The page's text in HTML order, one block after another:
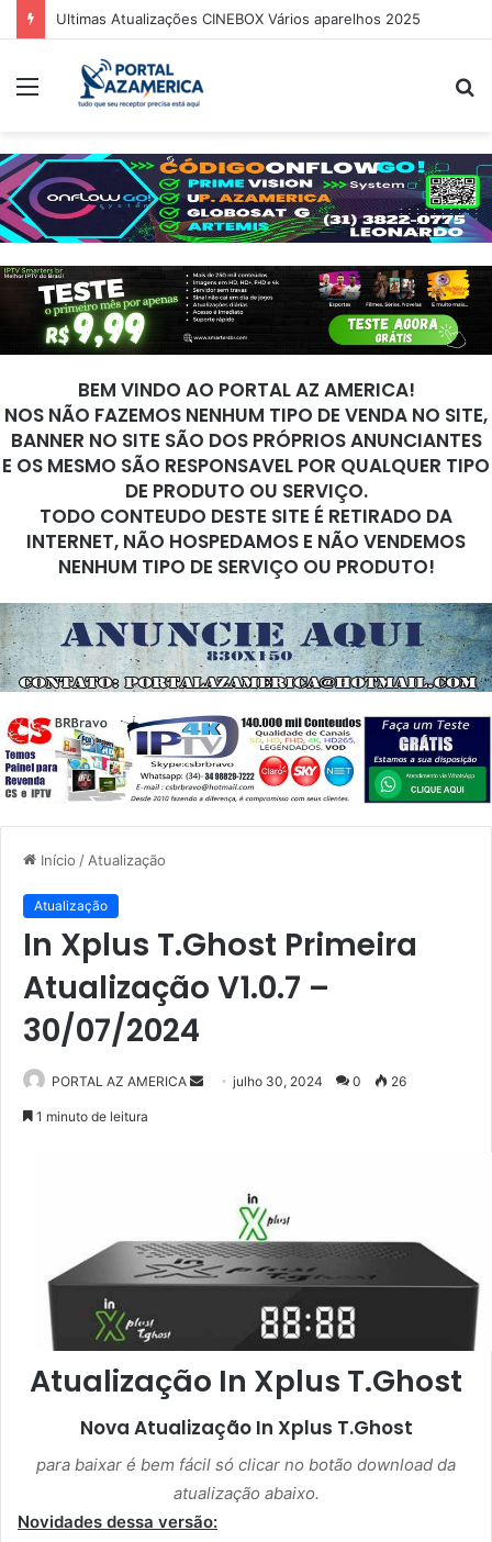
Guia Oficial de Recuperação do LED Vermelho
BEM VINDO AO PORTAL AZ AMERICA!
NOS NÃO FAZEMOS NENHUM TIPO DE VENDA NO SITE,
BANNER NO SITE SÃO DOS PRÓPRIOS ANUNCIANTES
E OS MESMO SÃO RESPONSAVEL POR QUALQUER TIPO
DE PRODUTO OU SERVIÇO.
TODO CONTEUDO DESTE SITE É RETIRADO DA
INTERNET, NÃO HOSPEDAMOS E NÃO VENDEMOS
NENHUM TIPO DE SERVIÇO OU PRODUTO!
Início / Atualização
Atualização
In Xplus T.Ghost Primeira
Atualização V1.0.7 –
30/07/2024
PORTAL AZ AMERICA
m
e
julho 30, 2024 0 26
1 minuto de leitura
Atualização In Xplus T.Ghost
Nova Atualização In Xplus T.Ghost
para baixar é bem fácil só clicar no botão download da
atualização abaixo.
Novidades dessa versão: